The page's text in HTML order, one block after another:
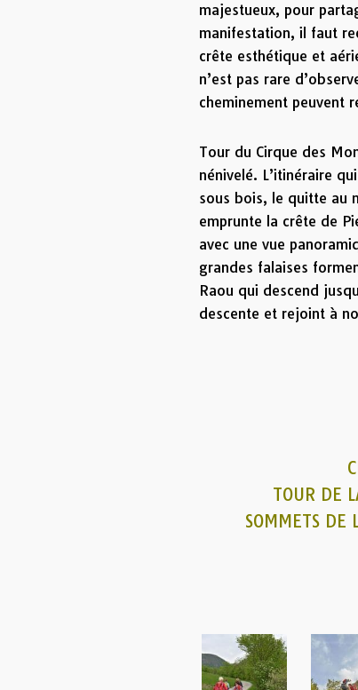
majestueux, pour
manifestation, il faut
crête esthétique et
n’est pas rare
cheminement peuvent
Tour du Cirque des
nénivelé. L’itinéraire
sous bois, le quitte au
emprunte la crête de
avec une vue
grandes falaises
Raou qui descend
descente et rejoint à
TOUR DE
SOMMETS DE